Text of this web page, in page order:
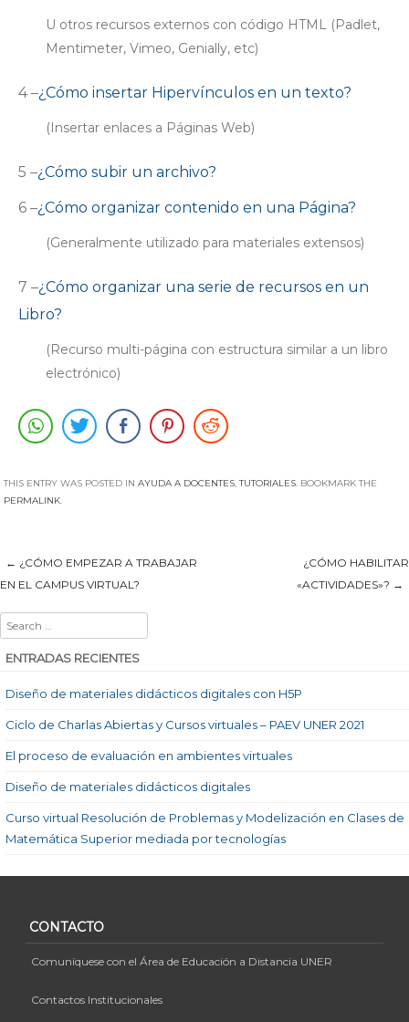
U otros recursos externos con código HTML (Padlet,
Mentimeter, Vimeo, Genially, etc)
4 –¿Cómo insertar Hipervínculos en un texto?
(Insertar enlaces a Páginas Web)
5 –¿Cómo subir un archivo?
6 –¿Cómo organizar contenido en una Página?
(Generalmente utilizado para materiales extensos)
7 –¿Cómo organizar una serie de recursos en un
Libro?
(Recurso multi-página con estructura similar a un libro
electrónico)
THIS ENTRY WAS POSTED IN AYUDA A DOCENTES,TUTORIALES. BOOKMARK THE
PERMALINK.
Post navigation
← ¿CÓMO EMPEZAR A TRABAJAR
EN EL CAMPUS VIRTUAL?
¿CÓMO HABILITAR
«ACTIVIDADES»? →
Search
ENTRADAS RECIENTES
Diseño de materiales didácticos digitales con H5P
Ciclo de Charlas Abiertas y Cursos virtuales – PAEV UNER 2021
El proceso de evaluación en ambientes virtuales
Diseño de materiales didácticos digitales
Curso virtual Resolución de Problemas y Modelización en Clases de
Matemática Superior mediada por tecnologías
CONTACTO
Comuníquese con el Área de Educación a Distancia UNER
Contactos Institucionales